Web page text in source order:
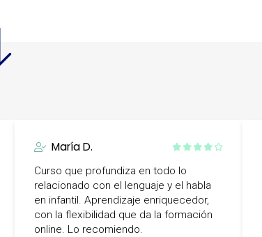
María D.
Curso que profundiza en todo lo
relacionado con el lenguaje y el habla
en infantil. Aprendizaje enriquecedor,
con la flexibilidad que da la formación
online. Lo recomiendo.